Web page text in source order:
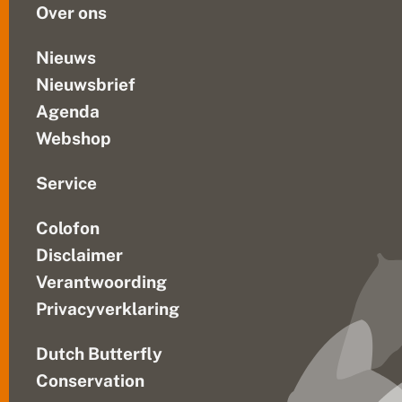
Over ons
Nieuws
Nieuwsbrief
Agenda
Webshop
Service
Colofon
Disclaimer
Verantwoording
Privacyverklaring
Dutch Butterfly
Conservation